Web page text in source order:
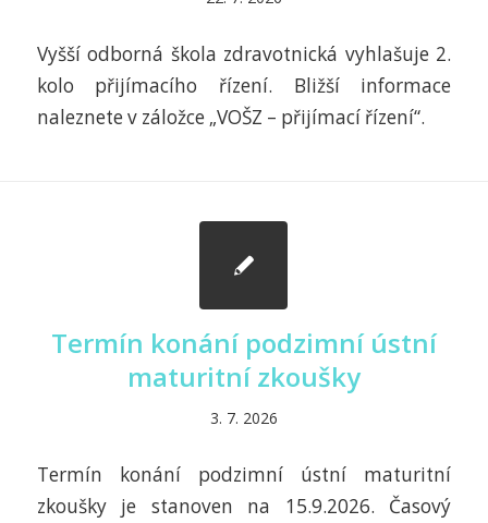
Vyšší odborná škola zdravotnická vyhlašuje 2.
kolo přijímacího řízení. Bližší informace
naleznete v záložce „VOŠZ – přijímací řízení“.
Termín konání podzimní ústní
maturitní zkoušky
3. 7. 2026
Termín konání podzimní ústní maturitní
zkoušky je stanoven na 15.9.2026. Časový